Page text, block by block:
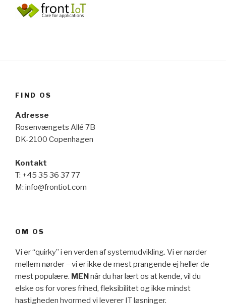
FIND OS
Adresse
Rosenvængets Allé 7B
DK-2100 Copenhagen
Kontakt
T: +45 35 36 37 77
M: info@frontiot.com
OM OS
Vi er “quirky” i en verden af systemudvikling. Vi er nørder
mellem nørder – vi er ikke de mest prangende ej heller de
mest populære. MENnår du har lært os at kende, vil du
elske os for vores frihed, fleksibilitet og ikke mindst
hastigheden hvormed vi leverer IT løsninger.